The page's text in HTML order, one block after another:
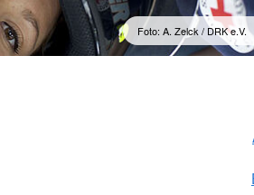
Foto: A. Zelck / DRK e.V.